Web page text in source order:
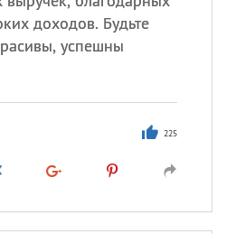
доходов. Будьте
успешны
225